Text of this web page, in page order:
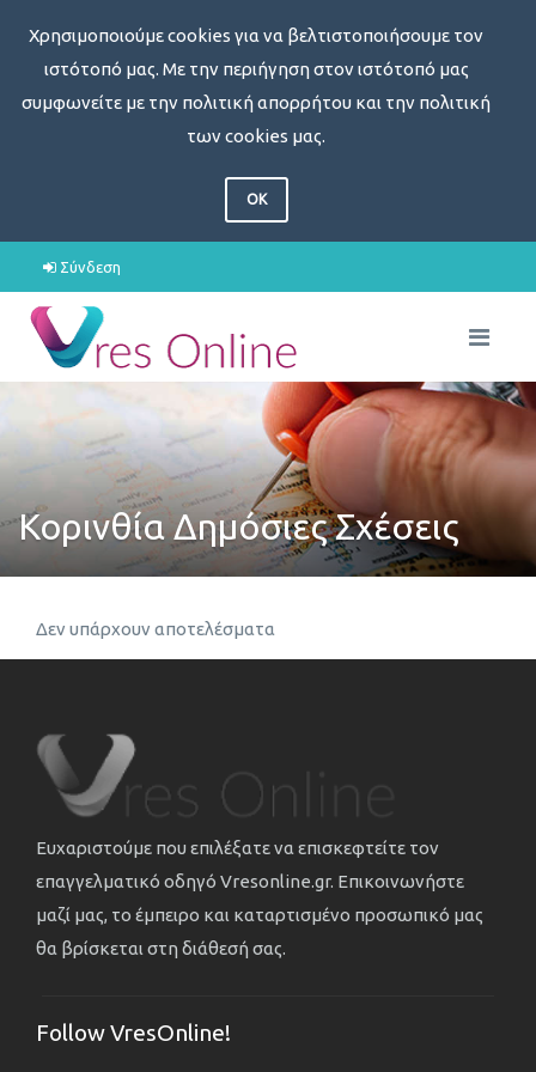
Χρησιμοποιούμε cookies για να βελτιστοποιήσουμε τον
ιστότοπό μας. Με την περιήγηση στον ιστότοπό μας
συμφωνείτε με την πολιτική απορρήτου και την πολιτική
των cookies μας.
OK
Σύνδεση
Κορινθία Δημόσιες Σχέσεις
Δεν υπάρχουν αποτελέσματα
Ευχαριστούμε που επιλέξατε να επισκεφτείτε τον
επαγγελματικό οδηγό Vresonline.gr. Επικοινωνήστε
μαζί μας, το έμπειρο και καταρτισμένο προσωπικό μας
θα βρίσκεται στη διάθεσή σας.
Follow VresOnline!